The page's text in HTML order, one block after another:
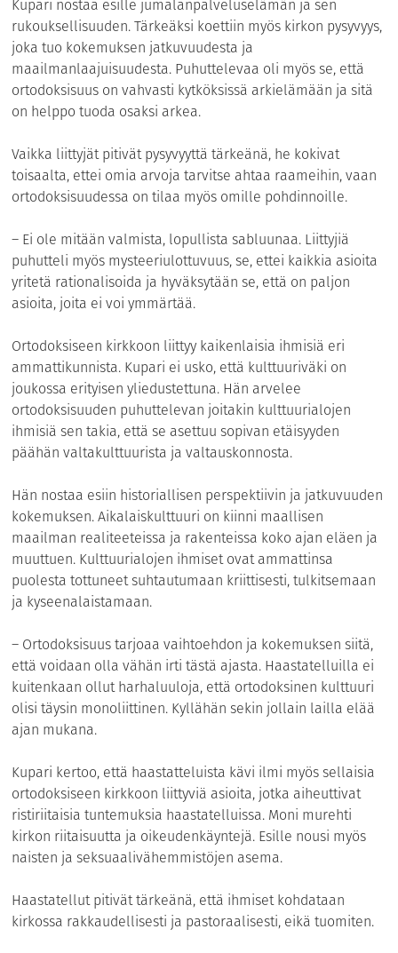
Kupari nostaa esille jumalanpalveluselämän ja sen
rukouksellisuuden. Tärkeäksi koettiin myös kirkon pysyvyys,
joka tuo kokemuksen jatkuvuudesta ja
maailmanlaajuisuudesta. Puhuttelevaa oli myös se, että
ortodoksisuus on vahvasti kytköksissä arkielämään ja sitä
on helppo tuoda osaksi arkea.
Vaikka liittyjät pitivät pysyvyyttä tärkeänä, he kokivat
toisaalta, ettei omia arvoja tarvitse ahtaa raameihin, vaan
ortodoksisuudessa on tilaa myös omille pohdinnoille.
– Ei ole mitään valmista, lopullista sabluunaa. Liittyjiä
puhutteli myös mysteeriulottuvuus, se, ettei kaikkia asioita
yritetä rationalisoida ja hyväksytään se, että on paljon
asioita, joita ei voi ymmärtää.
Ortodoksiseen kirkkoon liittyy kaikenlaisia ihmisiä eri
ammattikunnista. Kupari ei usko, että kulttuuriväki on
joukossa erityisen yliedustettuna. Hän arvelee
ortodoksisuuden puhuttelevan joitakin kulttuurialojen
ihmisiä sen takia, että se asettuu sopivan etäisyyden
päähän valtakulttuurista ja valtauskonnosta.
Hän nostaa esiin historiallisen perspektiivin ja jatkuvuuden
kokemuksen. Aikalaiskulttuuri on kiinni maallisen
maailman realiteeteissa ja rakenteissa koko ajan eläen ja
muuttuen. Kulttuurialojen ihmiset ovat ammattinsa
puolesta tottuneet suhtautumaan kriittisesti, tulkitsemaan
ja kyseenalaistamaan.
– Ortodoksisuus tarjoaa vaihtoehdon ja kokemuksen siitä,
että voidaan olla vähän irti tästä ajasta. Haastatelluilla ei
kuitenkaan ollut harhaluuloja, että ortodoksinen kulttuuri
olisi täysin monoliittinen. Kyllähän sekin jollain lailla elää
ajan mukana.
Kupari kertoo, että haastatteluista kävi ilmi myös sellaisia
ortodoksiseen kirkkoon liittyviä asioita, jotka aiheuttivat
ristiriitaisia tuntemuksia haastatelluissa. Moni murehti
kirkon riitaisuutta ja oikeudenkäyntejä. Esille nousi myös
naisten ja seksuaalivähemmistöjen asema.
Haastatellut pitivät tärkeänä, että ihmiset kohdataan
kirkossa rakkaudellisesti ja pastoraalisesti, eikä tuomiten.